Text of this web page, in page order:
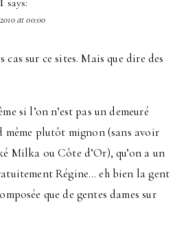
says:
at 00:00
cas sur ce sites. Mais que dire des
si l’on n’est pas un demeuré
même plutôt mignon (sans avoir
Milka ou Côte d’Or), qu’on a un
Régine… eh bien la gent
que de gentes dames sur